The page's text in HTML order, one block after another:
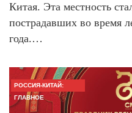
Китая. Эта местность
пострадавших во время
года.…
РОССИЯ-КИТАЙ:
ГЛАВНОЕ